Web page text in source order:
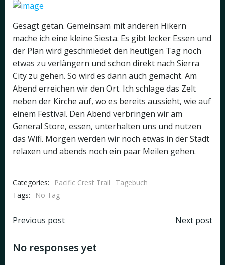
Gesagt getan. Gemeinsam mit anderen Hikern
mache ich eine kleine Siesta. Es gibt lecker Essen und
der Plan wird geschmiedet den heutigen Tag noch
etwas zu verlängern und schon direkt nach Sierra
City zu gehen. So wird es dann auch gemacht. Am
Abend erreichen wir den Ort. Ich schlage das Zelt
neben der Kirche auf, wo es bereits aussieht, wie auf
einem Festival. Den Abend verbringen wir am
General Store, essen, unterhalten uns und nutzen
das Wifi. Morgen werden wir noch etwas in der Stadt
relaxen und abends noch ein paar Meilen gehen.
Categories: Pacific Crest Trail
Tagebuch
Tags:
No Tag
Post
navigation
Previous post Next post
No responses yet